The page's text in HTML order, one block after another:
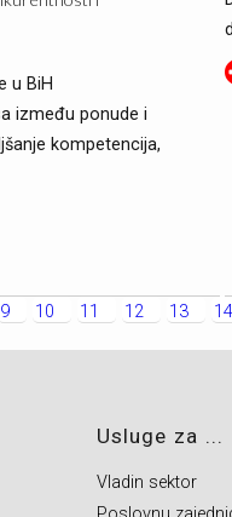
u BiH
između ponude i
kompetencija,
9 10 11 12 13 14
Usluge za ...
Vladin sektor